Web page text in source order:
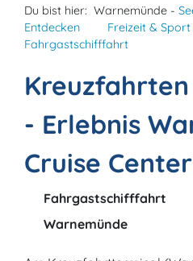
Du bist hier: Warnemünde -
Entdecken
Freizeit & Sport
Fahrgastschifffahrt
- Erlebnis
Cruise Center
Fahrgastschifffahrt
Warnemünde